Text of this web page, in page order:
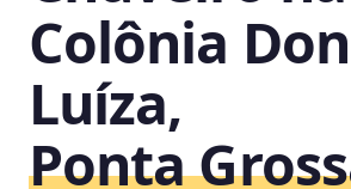
Colônia
Luíza,
Ponta